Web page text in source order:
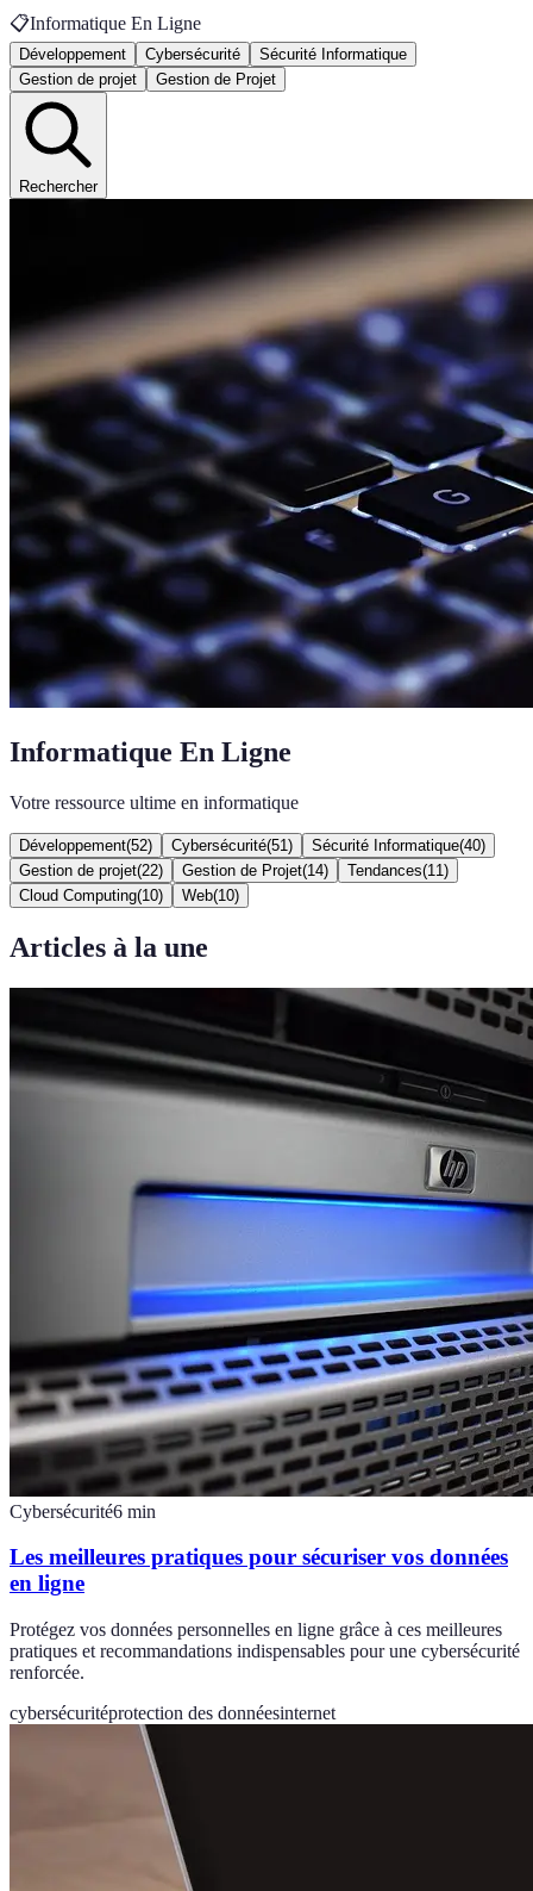
📋Informatique En Ligne
Développement Cybersécurité
Sécurité Informatique
Gestion de projet
Gestion de Projet
Rechercher
Informatique En Ligne
Votre ressource ultime en informatique
Développement(52) Cybersécurité(51 ) Sécurité Informatique(40)
Gestion de projet(22) Gestion de Projet(14) Tendances(11 )
Cloud Computing(10) Web(10)
Articles à la une
Cybersécurité6 min
Les meilleures pratiques pour sécuriser vos données
en ligne
Protégez vos données personnelles en ligne grâce à ces meilleures
pratiques et recommandations indispensables pour une cybersécurité
renforcée.
cybersécuritéprotection des donnéesinternet